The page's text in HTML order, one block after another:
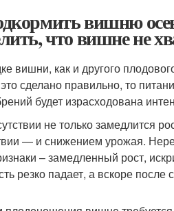
вишню
что вишне не
вишни, как и другого
сделано правильно, то
будет израсходована
не только замедлится
— и снижением урожая.
– замедленный рост,
резко падает, а вскоре